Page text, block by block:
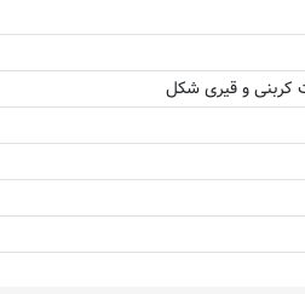
کربنی و قیری شکل